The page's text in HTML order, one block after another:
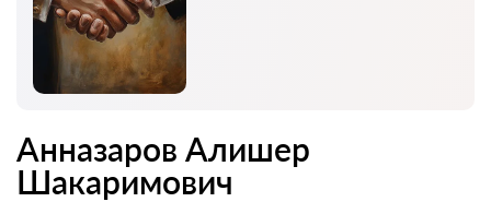
Анназаров Алишер
Шакаримович